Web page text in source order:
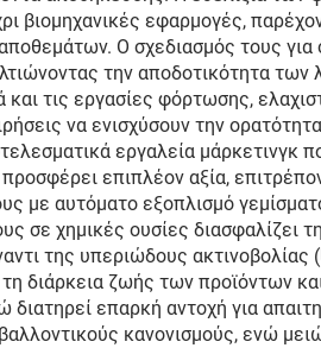
βιομηχανικές εφαρμογές,
Ο σχεδιασμός τους για
την αποδοτικότητα των
τις εργασίες φόρτωσης,
να ενισχύσουν την
εργαλεία μάρκετινγκ
επιπλέον αξία,
με αυτόματο εξοπλισμό
σε χημικές ουσίες διασφαλίζει
της υπεριώδους ακτινοβολίας
διάρκεια ζωής των προϊόντων
επαρκή αντοχή για
κανονισμούς, ενώ